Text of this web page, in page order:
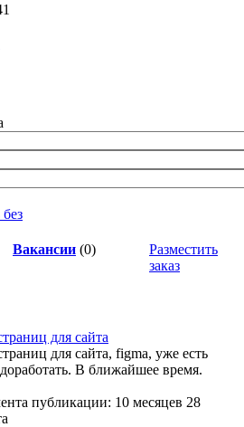
Вакансии (0)
Разместить
заказ
для сайта
для сайта, figma, уже есть
В ближайшее время.
публикации: 10 месяцев 28